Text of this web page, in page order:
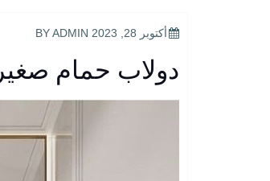
POSTED
أكتوبر 28, 2023 ADMIN
دولاب حمام صغير